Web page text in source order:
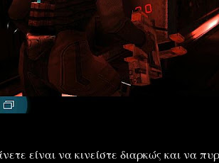
είναι να κινείστε διαρκώς και να